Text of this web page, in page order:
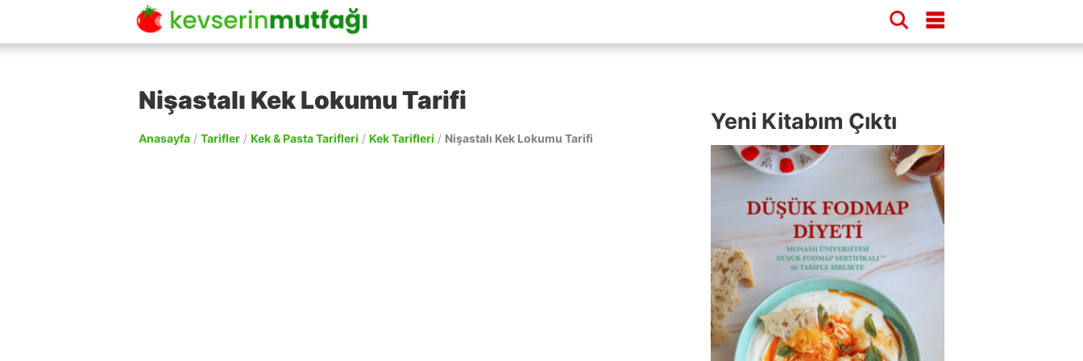
Nişastalı Kek Lokumu Tarifi
Anasayfa / Tarifler / Kek & Pasta Tarifleri / Kek Tarifleri / Nişastalı Kek Lokumu Tarifi
Yeni Kitabım Çıktı